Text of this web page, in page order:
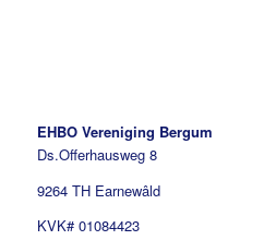
EHBO Vereniging Bergum
Ds.Offerhausweg 8
9264 TH Earnewâld
KVK# 01084423